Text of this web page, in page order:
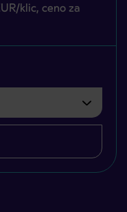
klic, ceno za